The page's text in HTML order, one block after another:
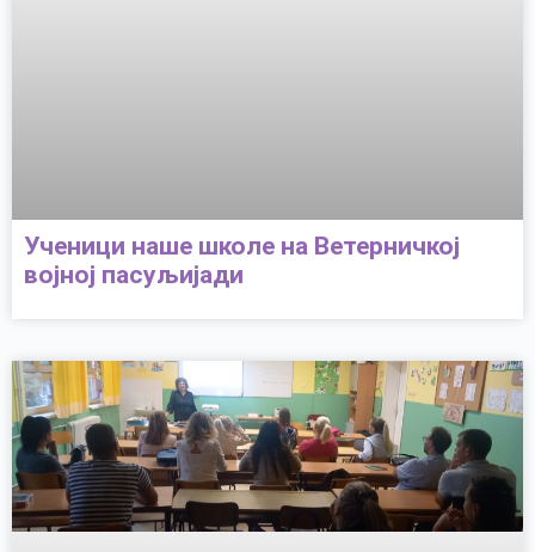
Ученици наше школе на Ветерничкој
војној пасуљијади